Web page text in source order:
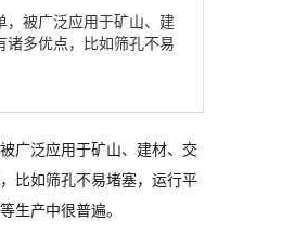
，被广泛应用于矿山、建
多优点，比如筛孔不易
广泛应用于矿山、建材、交
比如筛孔不易堵塞，运行平
生产中很普遍。